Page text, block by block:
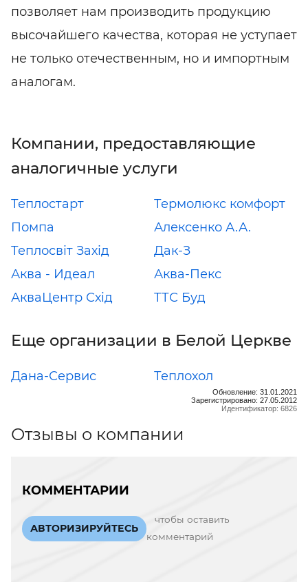
позволяет нам производить продукцию
высочайшего качества, которая не уступает
не только отечественным, но и импортным
аналогам.
Компании, предоставляющие
аналогичные услуги
Теплостарт
Термолюкс комфорт
Помпа
Алексенко А.А.
Теплосвіт Захід
Дак-З
Аква - Идеал
Аква-Пекс
АкваЦентр Схiд
ТТС Буд
Еще организации в Белой Церкве
Дана-Сервис Теплохол
Обновление: 31.01.2021
Зарегистрировано: 27.05.2012
Идентификатор: 6826
Отзывы о компании
КОММЕНТАРИИ
АВТОРИЗИРУЙТЕСЬ
чтобы оставить
комментарий